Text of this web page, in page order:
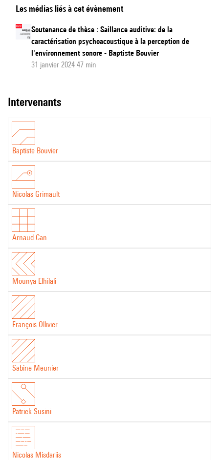
du
Jury
Saillance
auditive
la
caractérisation
psychoacoustique
à
la
perception
de
l'environnement
sonore
Les médias liés à cet évènement
Soutenance de thèse : Saillance auditive: de la
caractérisation psychoacoustique à la perception de
l'environnement sonore - Baptiste Bouvier
31 janvier 2024 47 min
intervenants
Baptiste Bouvier
Nicolas Grimault
Arnaud Can
Mounya Elhilali
François Ollivier
Sabine Meunier
Patrick Susini
Nicolas Misdariis